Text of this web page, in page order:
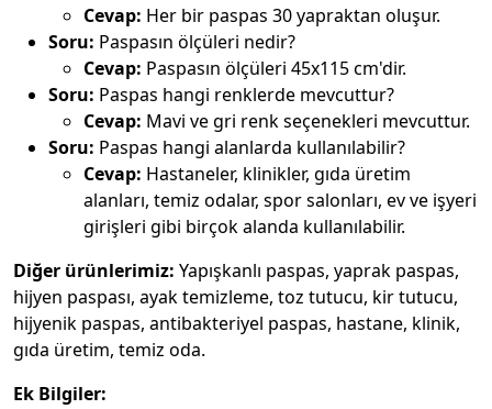
Cevap: Her bir paspas 30 yapraktan oluşur.
Soru: Paspasın ölçüleri nedir?
Cevap: Paspasın ölçüleri 45x115 cm'dir.
Soru: Paspas hangi renklerde mevcuttur?
Cevap: Mavi ve gri renk seçenekleri mevcuttur.
Soru: Paspas hangi alanlarda kullanılabilir?
Cevap: Hastaneler, klinikler, gıda üretim
alanları, temiz odalar, spor salonları, ev ve işyeri
girişleri gibi birçok alanda kullanılabilir.
Diğer ürünlerimiz: Yapışkanlı paspas, yaprak paspas,
hijyen paspası, ayak temizleme, toz tutucu, kir tutucu,
hijyenik paspas, antibakteriyel paspas, hastane, klinik,
gıda üretim, temiz oda.
Ek Bilgiler: